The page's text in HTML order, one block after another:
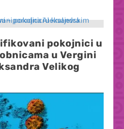
pokojnici u
u Vergini
Velikog